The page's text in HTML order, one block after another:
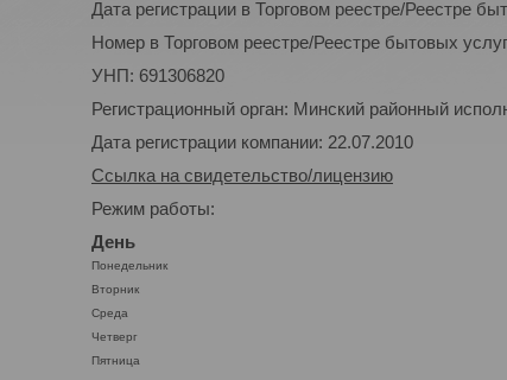
Дата регистрации в Торговом реестре/Реестре
Номер в Торговом реестре/Реестре бытовых
УНП: 691306820
Регистрационный орган: Минский районный
Дата регистрации компании: 22.07.2010
Ссылка на свидетельство/лицензию
Режим работы:
День
Понедельник
Вторник
Среда
Четверг
Пятница